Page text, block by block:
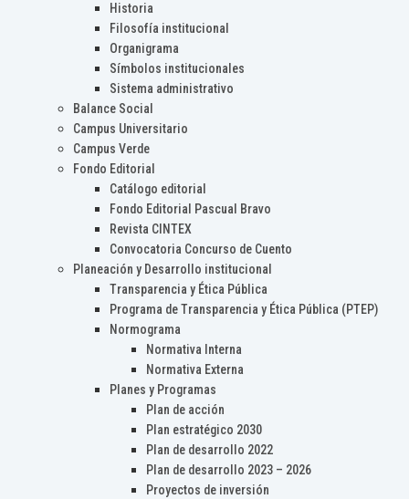
Historia
Filosofía institucional
Organigrama
Símbolos institucionales
Sistema administrativo
Balance Social
Campus Universitario
Campus Verde
Fondo Editorial
Catálogo editorial
Fondo Editorial Pascual Bravo
Revista CINTEX
Convocatoria Concurso de Cuento
Planeación y Desarrollo institucional
Transparencia y Ética Pública
Programa de Transparencia y Ética Pública (PTEP)
Normograma
Normativa Interna
Normativa Externa
Planes y Programas
Plan de acción
Plan estratégico 2030
Plan de desarrollo 2022
Plan de desarrollo 2023 – 2026
Proyectos de inversión